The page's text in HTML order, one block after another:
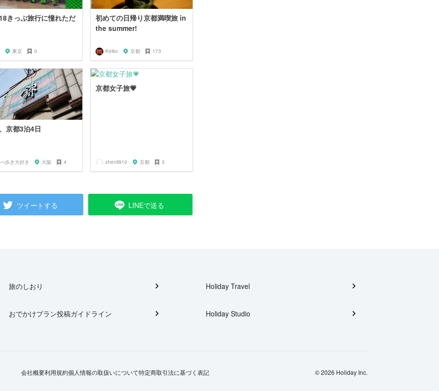
きっぷ旅行に憧れただ
東京 0
初めての日帰り京都満喫旅 in
the summer!
Keiko 京都 173
京都3泊4日
歩き大好き 大阪 4
京都女子旅💗
zhenli910 京都 3
ツイートする LINEで送る
旅のしおり
おでかけプラン投稿ガイドライン
Holiday Travel
Holiday Studio
会社概要利用規約個人情報の取扱いについて特定商取引法に基づく表記 © 2026 Holiday Inc.